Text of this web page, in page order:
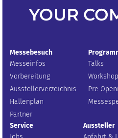
YOUR
Messebesuch
Messeinfos
Vorbereitung
Ausstellerverzeichnis
Hallenplan
Partner
Talks
Pre
Service
Aussteller